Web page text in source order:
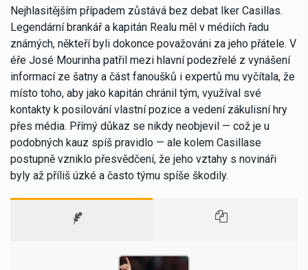
Nejhlasitějším případem zůstává bez debat Iker Casillas.
Legendární brankář a kapitán Realu měl v médiích řadu
známých, někteří byli dokonce považováni za jeho přátele. V
éře José Mourinha patřil mezi hlavní podezřelé z vynášení
informací ze šatny a část fanoušků i expertů mu vyčítala, že
místo toho, aby jako kapitán chránil tým, využíval své
kontakty k posilování vlastní pozice a vedení zákulisní hry
přes média. Přímý důkaz se nikdy neobjevil — což je u
podobných kauz spíš pravidlo — ale kolem Casillase
postupně vzniklo přesvědčení, že jeho vztahy s novináři
byly až příliš úzké a často týmu spíše škodily.